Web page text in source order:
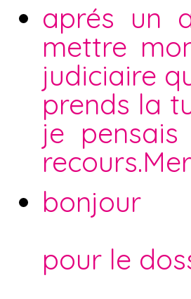
aprés un
mettre
judiciaire
prends la
je
bonjour
pour le